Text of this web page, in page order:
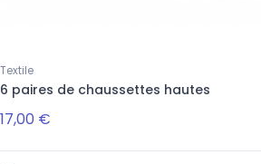
Textile
6 paires de chaussettes hautes
17,00 €